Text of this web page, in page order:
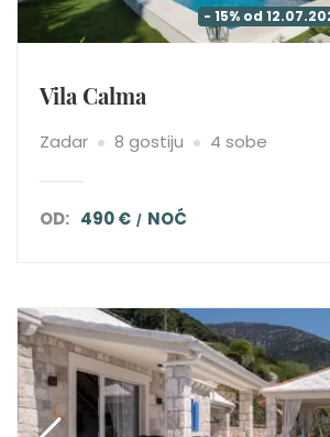
- 15% od
Vila Calma
Zadar 8 gostiju 4 sobe
OD: 490 € NOĆ